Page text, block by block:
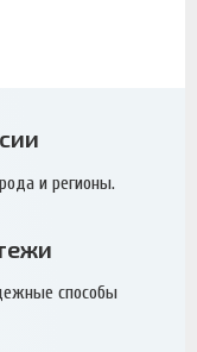
и регионы.
способы